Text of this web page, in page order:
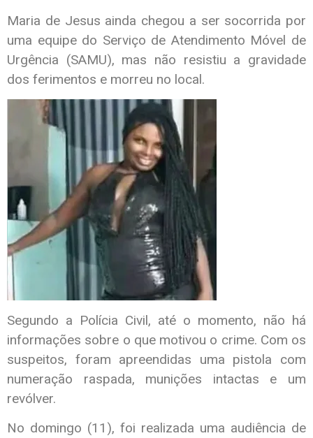
Maria de Jesus ainda chegou a ser socorrida por
uma equipe do Serviço de Atendimento Móvel de
Urgência (SAMU), mas não resistiu a gravidade
dos ferimentos e morreu no local.
Segundo a Polícia Civil, até o momento, não há
informações sobre o que motivou o crime. Com os
suspeitos, foram apreendidas uma pistola com
numeração raspada, munições intactas e um
revólver.
No domingo (11), foi realizada uma audiência de